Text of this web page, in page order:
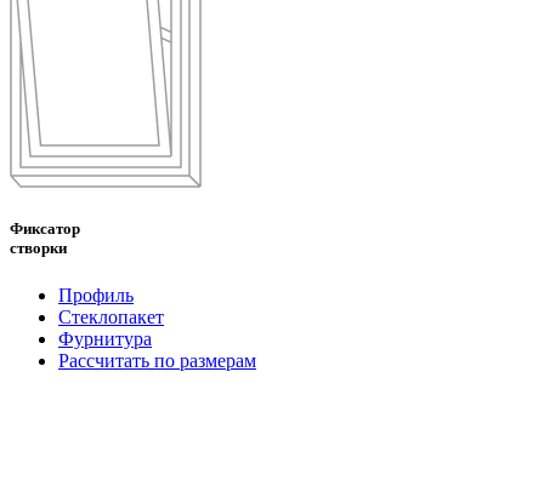
Фиксатор
створки
Профиль
Стеклопакет
Фурнитура
Рассчитать по размерам